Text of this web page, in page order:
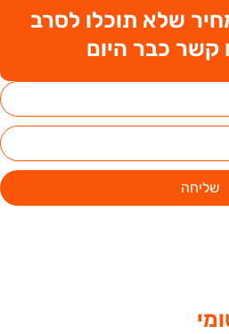
שלא תוכלו לסרב
קשר כבר היום
שליחה